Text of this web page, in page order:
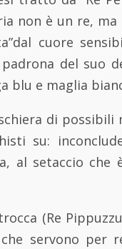
non è un re, ma
cuore
del suo
blu e maglia
di
su:
al setaccio che
(Re
servono per